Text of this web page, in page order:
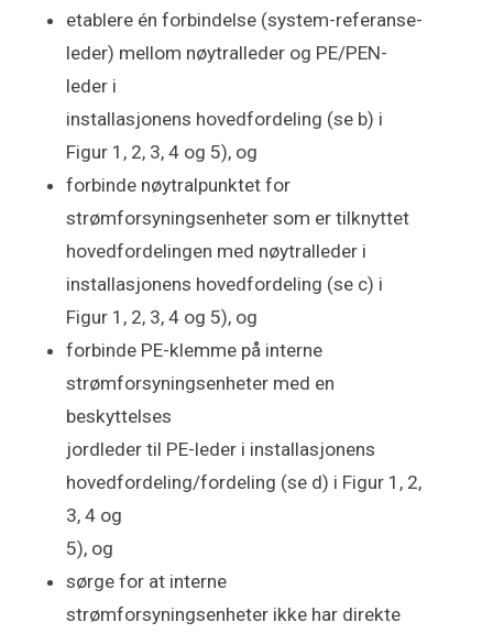
etablere én forbindelse (system-referanse-
leder) mellom nøytralleder og PE/PEN-
leder i
installasjonens hovedfordeling (se b) i
Figur 1, 2, 3, 4 og 5), og
forbinde nøytralpunktet for
strømforsyningsenheter som er tilknyttet
hovedfordelingen med nøytralleder i
installasjonens hovedfordeling (se c) i
Figur 1, 2, 3, 4 og 5), og
forbinde PE-klemme på interne
strømforsyningsenheter med en
beskyttelses
jordleder til PE-leder i installasjonens
hovedfordeling/fordeling (se d) i Figur 1, 2,
3, 4 og
5), og
sørge for at interne
strømforsyningsenheter ikke har direkte